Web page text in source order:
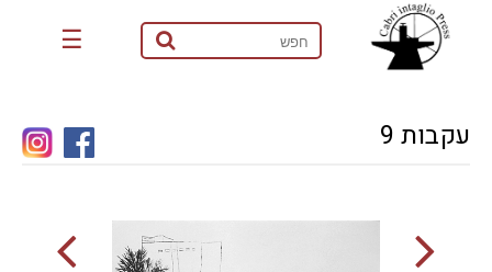
☰
עקבות 9